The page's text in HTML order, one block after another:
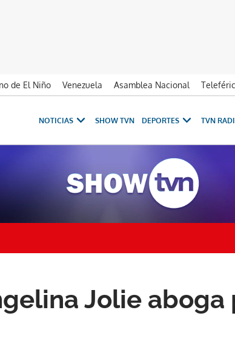
de El Niño Venezuela Asamblea Nacional
NOTICIAS SHOW TVN DEPORTES TVN
Jolie